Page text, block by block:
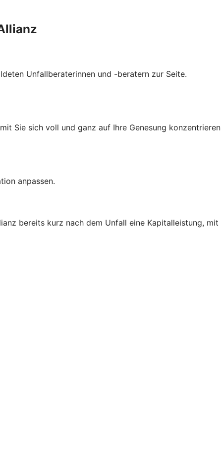
Unfallberaterinnen und -beratern zur Seite.
Sie sich voll und ganz auf Ihre Genesung konzentrieren
anpassen.
bereits kurz nach dem Unfall eine Kapitalleistung, mit